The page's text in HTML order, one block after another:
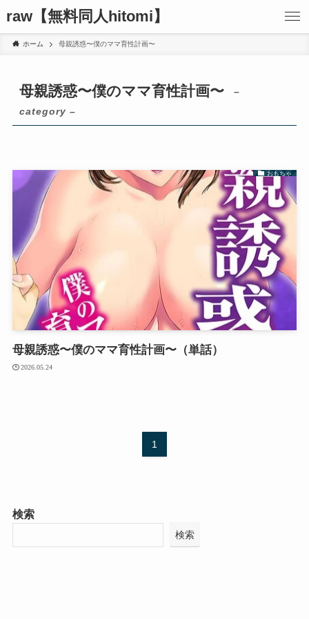
raw【無料同人hitomi】
ホーム 母親誘惑〜僕のママ育性計画〜
母親誘惑〜僕のママ育性計画〜
–
category –
おもちゃ
母親誘惑〜僕のママ育性計画〜（単話）
2026.05.24
1
検索
検索